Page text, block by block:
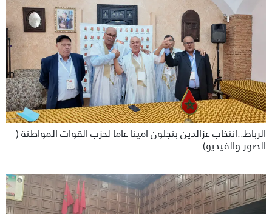
الرباط..انتخاب عزالدين بنجلون امينا عاما لحزب القوات المواطنة (
الصور والفيديو)